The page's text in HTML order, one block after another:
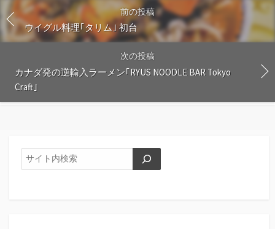
ェ
ア
ブ
ッ
ク
マ
ー
に
ェ
ア
ェ
ア
前の投稿
ウイグル料理｢タリム｣ 初台
次の投稿
カナダ発の逆輸入ラーメン｢RYUS NOODLE BAR Tokyo
Craft｣
検
索